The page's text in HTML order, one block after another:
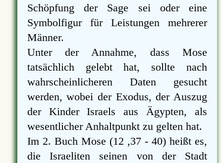
Schöpfung der Sage sei oder eine
Symbolfigur für Leistungen mehrerer
Männer.
Unter der Annahme, dass Mose
tatsächlich gelebt hat, sollte nach
wahrscheinlicheren Daten gesucht
werden, wobei der Exodus, der Auszug
der Kinder Israels aus Ägypten, als
wesentlicher Anhaltpunkt zu gelten hat.
Im 2. Buch Mose (12 ,37 - 40) heißt es,
die Israeliten seinen von der Stadt